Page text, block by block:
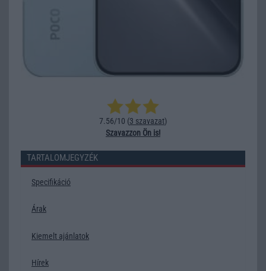
7.56/10 (3 szavazat)
Szavazzon Ön is!
TARTALOMJEGYZÉK
Specifikáció
Árak
Kiemelt ajánlatok
Hírek